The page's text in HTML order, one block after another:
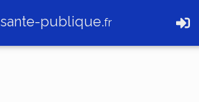
sante-publique.fr